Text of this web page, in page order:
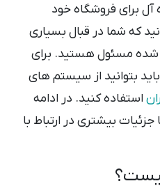
برای فروشگاه خود
که شما در قبال بسیاری
شده مسئول هستید. برای
بتوانید از سیستم های
استفاده کنید. در ادامه
بیشتری در ارتباط با